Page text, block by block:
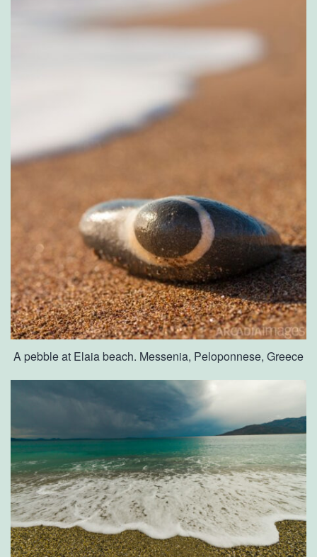
A pebble at Elaia beach. Messenia, Peloponnese, Greece